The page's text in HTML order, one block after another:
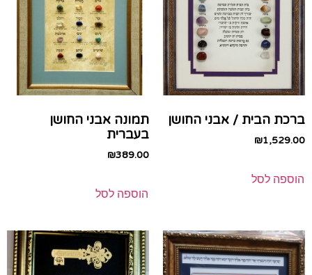
ברכת הבית / אבני החושן
₪1,529.00
הוספה לסל
תמונה אבני החושן
בעברית
₪389.00
הוספה לסל